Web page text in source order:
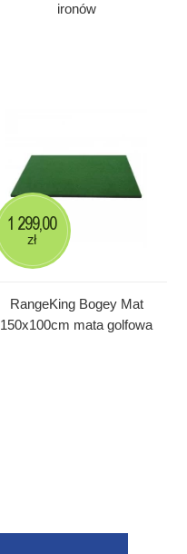
ironów
RangeKing Bogey Mat
150x100cm mata golfowa
1 299,00
zł